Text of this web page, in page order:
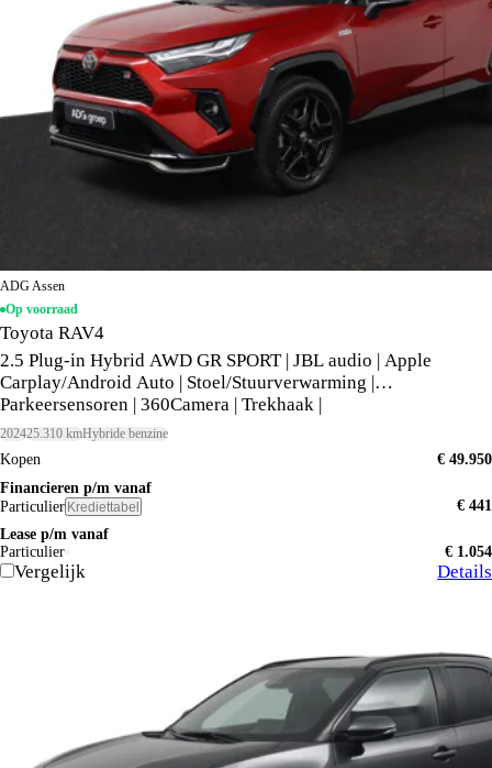
ADG Assen
Op voorraad
Toyota RAV4
2.5 Plug-in Hybrid AWD GR SPORT | JBL audio | Apple
Carplay/Android Auto | Stoel/Stuurverwarming |
Parkeersensoren | 360Camera | Trekhaak |
202425.310 kmHybride benzine
Kopen
€ 49.950
Financieren p/m vanaf
Particulier Krediettabel
€ 441
Lease p/m vanaf
Particulier
€ 1.054
Vergelijk Details